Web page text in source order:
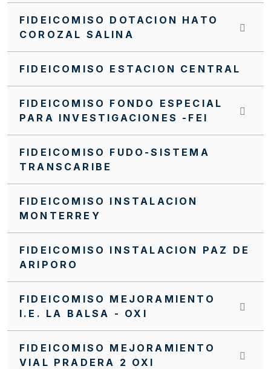
FIDEICOMISO DOTACION HATO
COROZAL SALINA
FIDEICOMISO ESTACION CENTRAL
FIDEICOMISO FONDO ESPECIAL
PARA INVESTIGACIONES -FEI
FIDEICOMISO FUDO-SISTEMA
TRANSCARIBE
FIDEICOMISO INSTALACION
MONTERREY
FIDEICOMISO INSTALACION PAZ DE
ARIPORO
FIDEICOMISO MEJORAMIENTO
I.E. LA BALSA - OXI
FIDEICOMISO MEJORAMIENTO
VIAL PRADERA 2 OXI